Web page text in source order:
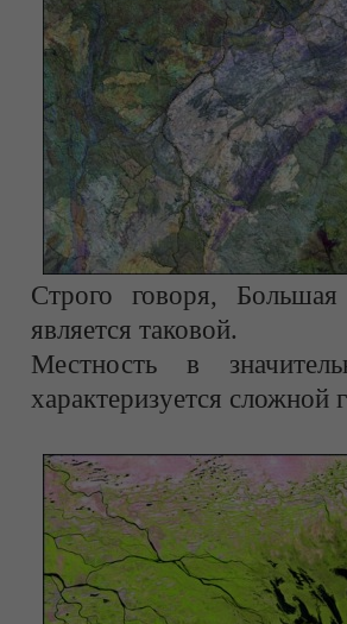
Строго говоря,
является таковой.
Местность в
характеризуется сложной